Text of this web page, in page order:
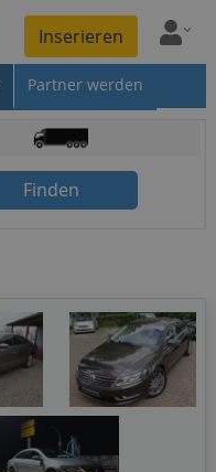
Inserieren
Partner werden
Finden